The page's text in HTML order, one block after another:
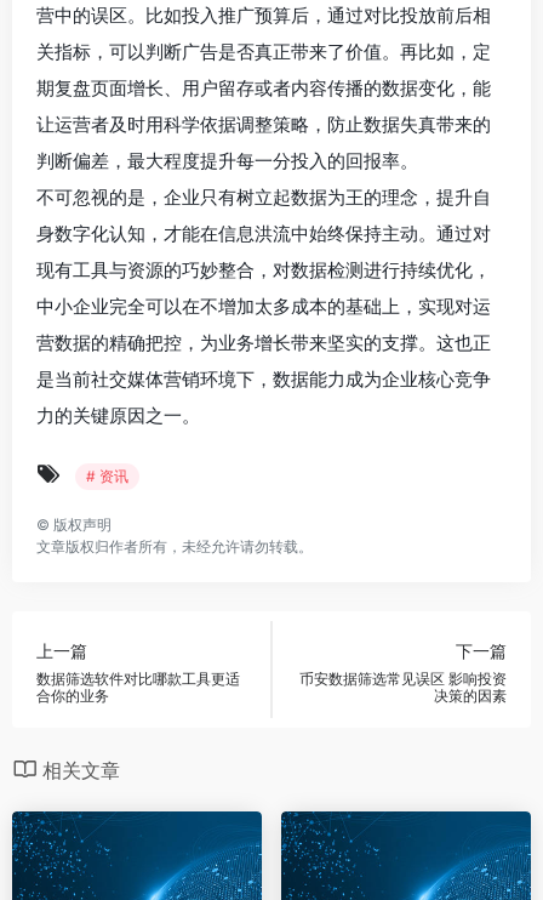
营中的误区。比如投入推广预算后，通过对比投放前后相
关指标，可以判断广告是否真正带来了价值。再比如，定
期复盘页面增长、用户留存或者内容传播的数据变化，能
让运营者及时用科学依据调整策略，防止数据失真带来的
判断偏差，最大程度提升每一分投入的回报率。
不可忽视的是，企业只有树立起数据为王的理念，提升自
身数字化认知，才能在信息洪流中始终保持主动。通过对
现有工具与资源的巧妙整合，对数据检测进行持续优化，
中小企业完全可以在不增加太多成本的基础上，实现对运
营数据的精确把控，为业务增长带来坚实的支撑。这也正
是当前社交媒体营销环境下，数据能力成为企业核心竞争
力的关键原因之一。
# 资讯
© 版权声明
文章版权归作者所有，未经允许请勿转载。
上一篇
数据筛选软件对比哪款工具更适
合你的业务
下一篇
币安数据筛选常见误区 影响投资
决策的因素
相关文章